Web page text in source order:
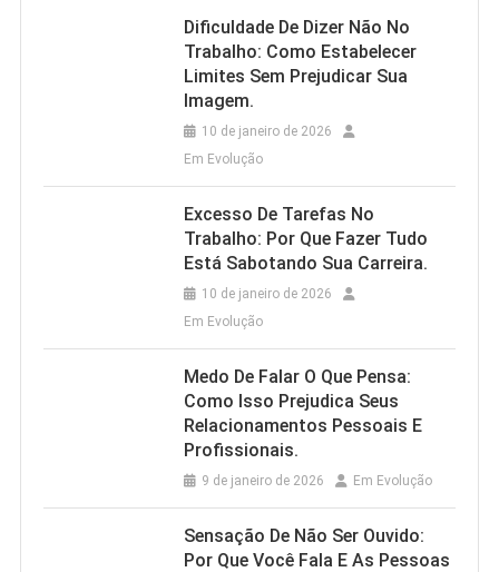
Dificuldade De Dizer Não No
Trabalho: Como Estabelecer
Limites Sem Prejudicar Sua
Imagem.
10 de janeiro de 2026
Em Evolução
Excesso De Tarefas No
Trabalho: Por Que Fazer Tudo
Está Sabotando Sua Carreira.
10 de janeiro de 2026
Em Evolução
Medo De Falar O Que Pensa:
Como Isso Prejudica Seus
Relacionamentos Pessoais E
Profissionais.
9 de janeiro de 2026 Em Evolução
Sensação De Não Ser Ouvido:
Por Que Você Fala E As Pessoas